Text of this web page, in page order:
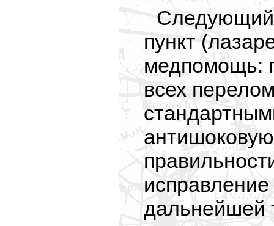
Следующий
пункт
медпомощь:
всех
дальнейшей